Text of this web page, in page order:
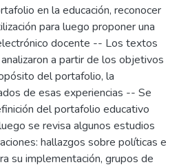
en la educación, reconocer
para luego proponer una
docente -- Los textos
a partir de los objetivos
del portafolio, la
de esas experiencias -- Se
del portafolio educativo
se revisa algunos estudios
hallazgos sobre políticas e
su implementación, grupos de